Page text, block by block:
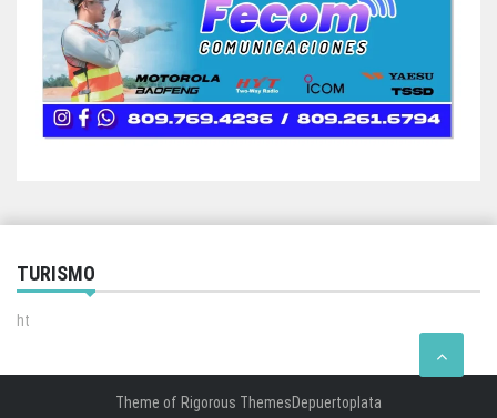
TURISMO
ht
Theme of Rigorous ThemesDepuertoplata